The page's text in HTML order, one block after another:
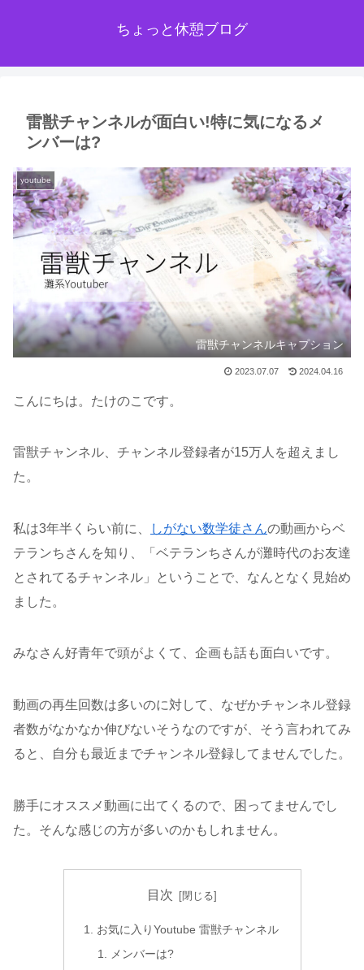
ちょっと休憩ブログ
雷獣チャンネルが面白い!特に気になるメ
ンバーは?
youtube
雷獣チャンネルキャプション
2023.07.07 2024.04.16
こんにちは。たけのこです。
雷獣チャンネル、チャンネル登録者が15万人を超えまし
た。
私は3年半くらい前に、 しがない数学徒さんの動画からベ
テランちさんを知り、「ベテランちさんが灘時代のお友達
とされてるチャンネル」ということで、なんとなく見始め
ました。
みなさん好青年で頭がよくて、企画も話も面白いです。
動画の再生回数は多いのに対して、なぜかチャンネル登録
者数がなかなか伸びないそうなのですが、そう言われてみ
ると、自分も最近までチャンネル登録してませんでした。
勝手にオススメ動画に出てくるので、困ってませんでし
た。そんな感じの方が多いのかもしれません。
目次
お気に入りYoutube 雷獣チャンネル
メンバーは?